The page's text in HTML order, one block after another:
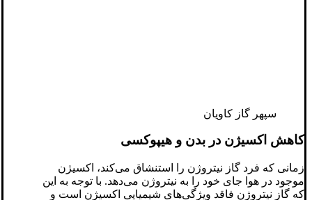
سپهر گاز کاویان
کاهش اکسیژن در بدن و هیپوکسی
زمانی که فرد گاز نیتروژن را استنشاق می‌کند، اکسیژن
موجود در هوا جای خود را به نیتروژن می‌دهد. با توجه به این
که گاز نیتروژن فاقد ویژگی‌های شیمیایی اکسیژن است و